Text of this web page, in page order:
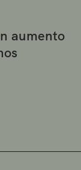
aumento